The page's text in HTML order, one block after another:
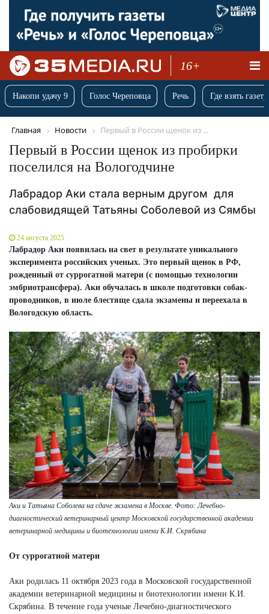
16+
Накопи удачу 9 Голос Череповца Речь Где взять
Главная Новости Первый в России щенок из ...
Первый в России щенок из пробирки
поселился на Вологодчине
Лабрадор Аки стала верным другом для
слабовидящей Татьяны Соболевой из Сямбы
24 августа 2025
Лабрадор Аки появилась на свет в результате уникального
эксперимента российских ученых. Это первый щенок в РФ,
рожденный от суррогатной матери (с помощью технологии
эмбриотрансфера). Аки обучалась в школе подготовки собак-
проводников, в июле блестяще сдала экзамены и переехала в
Вологодскую область.
Аки и Татьяна Соболева на сдаче экзамена в Москве. Фото: Лечебно-
диагностический ветеринарный центр Московской государственной академии
ветеринарной медицины и биотехнологии имени К.И. Скрябина
От суррогатной матери
Аки родилась 11 октября 2023 года в Московской государственной
академии ветеринарной медицины и биотехнологии имени К.И.
Скрябина. В течение года ученые Лечебно-диагностического